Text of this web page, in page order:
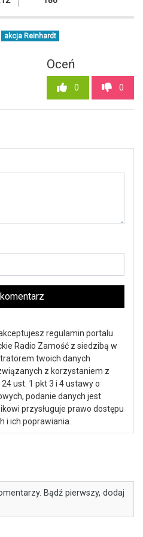
akcja Reinhardt
Oceń
0 0
regulamin portalu
Radio Zamość z siedzibą w
twoich danych
z korzystaniem z
ust. 1 pkt 3 i 4 ustawy o
podanie danych jest
przysługuje prawo dostępu
i ich poprawiania.
Bądź pierwszy, dodaj